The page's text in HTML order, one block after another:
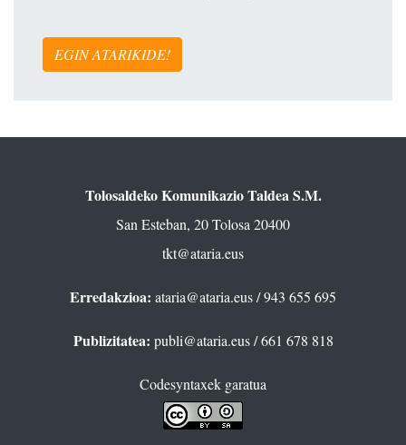
EGIN ATARIKIDE!
Tolosaldeko Komunikazio Taldea S.M.
San Esteban, 20 Tolosa 20400
tkt@ataria.eus
Erredakzioa: ataria@ataria.eus/ 943 655 695
Publizitatea: publi@ataria.eus/ 661 678 818
Codesyntaxek garatua